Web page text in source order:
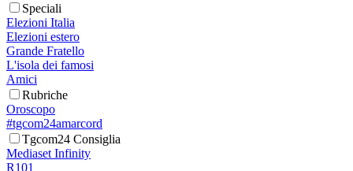
Speciali
Elezioni Italia
Elezioni estero
Grande Fratello
L'isola dei famosi
Amici
Rubriche
Oroscopo
#tgcom24amarcord
Tgcom24 Consiglia
Mediaset Infinity
R101